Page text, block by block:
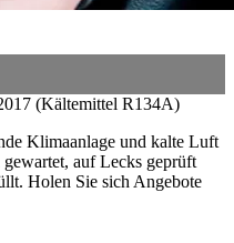
(Kältemittel R134A)
Klimaanlage und kalte Luft
auf Lecks geprüft
Holen Sie sich Angebote